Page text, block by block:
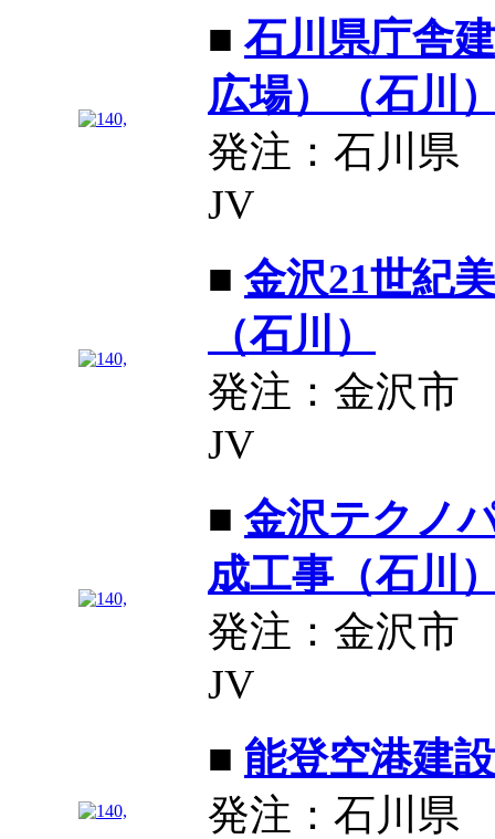
■石川県庁舎
広場）（石川
発注：石川県
JV
■ 金沢21世紀
（石川）
発注：金沢市
JV
■ 金沢テクノ
成工事（石川
発注：金沢市
JV
■ 能登空港建
発注：石川県